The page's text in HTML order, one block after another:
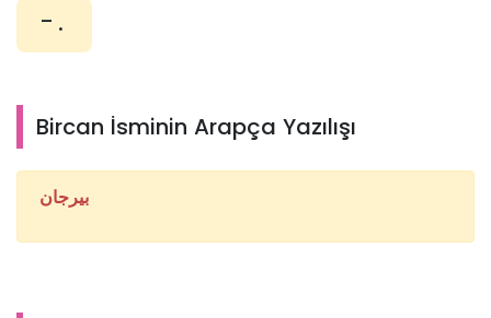
-.
Bircan İsminin Arapça Yazılışı
بيرجان